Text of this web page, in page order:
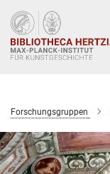
Hauptinhalt
Forschungsgruppen